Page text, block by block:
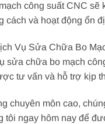
công suất CNC
và hoạt động ổn
Vụ Sửa Chữa Bo
sửa chữa bo mạch
tư vấn và hỗ trợ kịp
chuyên môn cao,
tôi ngay hôm nay để